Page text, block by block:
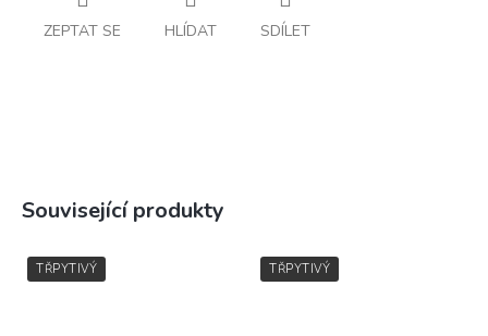
ZEPTAT SE HLÍDAT SDÍLET
Související produkty
TŘPYTIVÝ TŘPYTIVÝ